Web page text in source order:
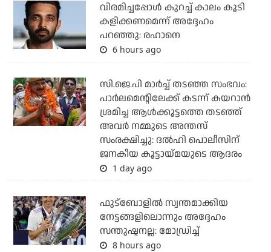
വിരമിച്ചപ്പോള്‍ കുറച്ച് കാലം കൂടി
കളിക്കണമെന്ന് അദ്ദേഹം
പറഞ്ഞു: രഹാനെ
6 hours ago
സി.ജെ.പി മാര്‍ച്ച് തടഞ്ഞ സംഭവം:
പാര്‍ലമെന്റിലേക്ക് കടന്ന് കയറാന്‍
ശ്രമിച്ച ആള്‍ക്കൂട്ടത്തെ തടഞ്ഞ്
അവര്‍ നമ്മുടെ അന്തസ്
സംരക്ഷിച്ചു: ദല്‍ഹി പൊലീസിന്
ജനകീയ കൂട്ടായ്മയുടെ ആദരം
1 day ago
ഫുട്ബോളില്‍ സ്വന്തമാക്കിയ
നേട്ടങ്ങളിലൊന്നും അദ്ദേഹം
സന്തുഷ്ടനല്ല: മോഡ്രിച്ച്
8 hours ago